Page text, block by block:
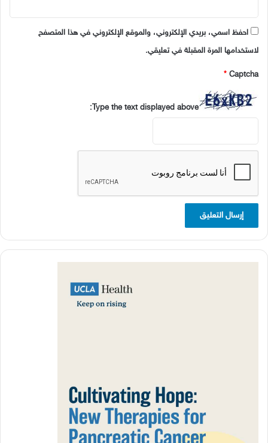
احفظ اسمي، بريدي الإلكتروني، والموقع الإلكتروني في هذا المتصفح
لاستخدامها المرة المقبلة في تعليقي.
Captcha
*
Type the text displayed above: